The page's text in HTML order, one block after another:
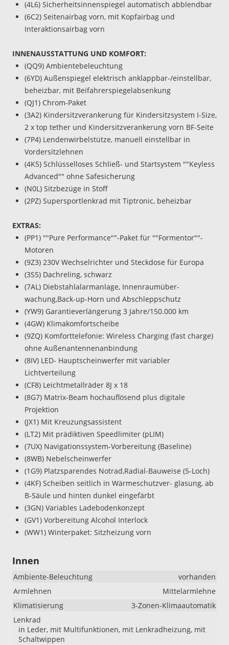
(4L6) Sicherheitsinnenspiegel automatisch abblendbar
(6C2) Seitenairbag vorn, mit Kopfairbag und
Interaktionsairbag vorn
INNENAUSSTATTUNG UND KOMFORT:
(QQ9) Ambientebeleuchtung
(6YD) Außenspiegel elektrisch anklappbar-/einstellbar,
beheizbar, mit Beifahrerspiegelabsenkung
(QJ1) Chrom-Paket
(3A2) Kindersitzverankerung für Kindersitzsystem I-Size,
2 x top tether und Kindersitzverankerung vorn BF-Seite
(7P4) Lendenwirbelstütze, manuell einstellbar in
Vordersitzlehnen
(4K5) Schlüsselloses Schließ- und Startsystem ""Keyless
Advanced"" ohne Safesicherung
(N0L) Sitzbezüge in Stoff
(2PZ) Supersportlenkrad mit Tiptronic, beheizbar
EXTRAS:
(PP1) ""Pure Performance""-Paket für ""Formentor""-
Motoren
(9Z3) 230V Wechselrichter und Steckdose für Europa
(3S5) Dachreling, schwarz
(7AL) Diebstahlalarmanlage, Innenraumüber-
wachung,Back-up-Horn und Abschleppschutz
(YW9) Garantieverlängerung 3 Jahre/150.000 km
(4GW) Klimakomfortscheibe
(9ZQ) Komforttelefonie: Wireless Charging (fast charge)
ohne Außenantennenanbindung
(8IV) LED- Hauptscheinwerfer mit variabler
Lichtverteilung
(CF8) Leichtmetallräder 8J x 18
(8G7) Matrix-Beam hochauflösend plus digitale
Projektion
(JX1) Mit Kreuzungsassistent
(LT2) Mit prädiktiven Speedlimiter (pLIM)
(7UX) Navigationssystem-Vorbereitung (Baseline)
(8WB) Nebelscheinwerfer
(1G9) Platzsparendes Notrad,Radial-Bauweise (5-Loch)
(4KF) Scheiben seitlich in Wärmeschutzver- glasung, ab
B-Säule und hinten dunkel eingefärbt
(3GN) Variables Ladebodenkonzept
(GV1) Vorbereitung Alcohol Interlock
(WW1) Winterpaket: Sitzheizung vorn
Innen
Ambiente-Beleuchtung
vorhanden
Armlehnen
Mittelarmlehne
Klimatisierung
3-Zonen-Klimaautomatik
Lenkrad
in Leder, mit Multifunktionen, mit Lenkradheizung, mit
Schaltwippen